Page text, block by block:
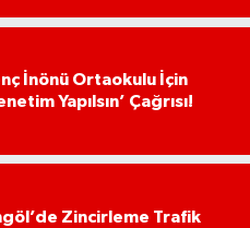
İnönü Ortaokulu İçin
Yapılsın’ Çağrısı!
Zincirleme Trafik